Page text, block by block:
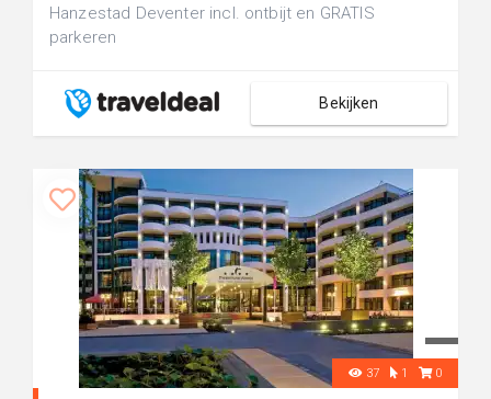
Hanzestad Deventer incl. ontbijt en GRATIS
parkeren
Bekijken
37 1 0